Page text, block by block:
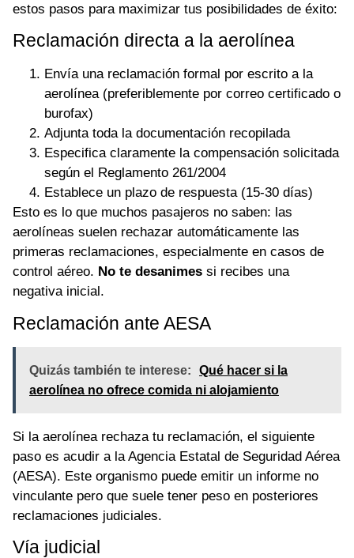
estos pasos para maximizar tus posibilidades de éxito:
Reclamación directa a la aerolínea
Envía una reclamación formal por escrito a la
aerolínea (preferiblemente por correo certificado o
burofax)
Adjunta toda la documentación recopilada
Especifica claramente la compensación solicitada
según el Reglamento 261/2004
Establece un plazo de respuesta (15-30 días)
Esto es lo que muchos pasajeros no saben: las
aerolíneas suelen rechazar automáticamente las
primeras reclamaciones, especialmente en casos de
control aéreo. No te desanimes si recibes una
negativa inicial.
Reclamación ante AESA
Quizás también te interese:
Qué hacer si la
aerolínea no ofrece comida ni alojamiento
Si la aerolínea rechaza tu reclamación, el siguiente
paso es acudir a la Agencia Estatal de Seguridad Aérea
(AESA). Este organismo puede emitir un informe no
vinculante pero que suele tener peso en posteriores
reclamaciones judiciales.
Vía judicial